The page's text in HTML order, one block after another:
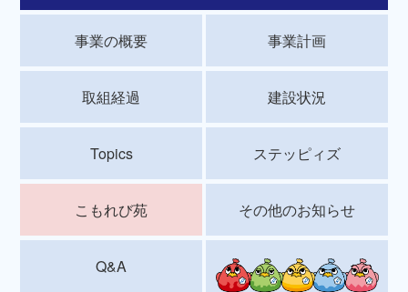
事業の概要 事業計画
取組経過 建設状況
Topics ステッピィズ
こもれび苑 その他のお知らせ
Q&A